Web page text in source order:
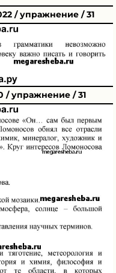
/ упражнение / 31
/ упражнение / 31